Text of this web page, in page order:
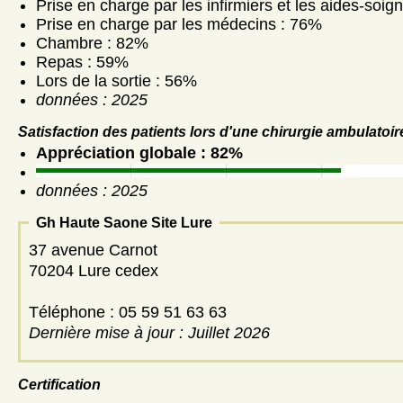
Prise en charge par les infirmiers et les aides-
Prise en charge par les médecins : 76%
Chambre : 82%
Repas : 59%
Lors de la sortie : 56%
données : 2025
Satisfaction des patients lors d'une chirurgie
Appréciation globale : 82%
données : 2025
Gh Haute Saone Site Lure
37 avenue Carnot
70204 Lure cedex
Téléphone : 05 59 51 63 63
Dernière mise à jour : Juillet 2026
Certification